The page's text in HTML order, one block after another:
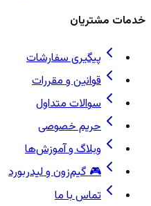
خدمات مشتریان
پیگیری سفارشات
قوانین و مقررات
سوالات متداول
حریم خصوصی
وبلاگ و آموزش‌ها
🎮 گیم‌زون و لیدربورد
تماس با ما